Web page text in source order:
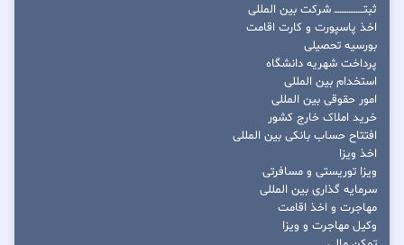
ثبتــــــــــــــــ شرکت بین المللی
اخذ پاسپورت و کارت اقامت
بورسیه تحصیلی
پرداخت شهریه دانشگاه
استخدام بین المللی
امور حقوقی بین المللی
خرید املاک خارج کشور
افتتاح حساب بانکی بین المللی
اخذ ویزا
ویزا توریستی و مسافرتی
سرمایه گذاری بین المللی
مهاجرت و اخذ اقامت
وکیل مهاجرت و ویزا